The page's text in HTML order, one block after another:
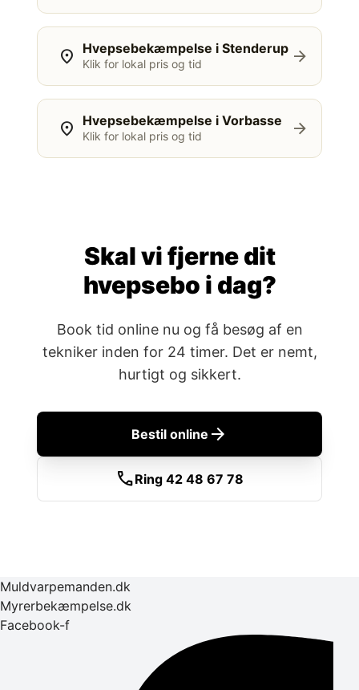
location_on Hvepsebekæmpelse i Stenderup
Klik for lokal pris og tid arrow_forward
location_on Hvepsebekæmpelse i Vorbasse
Klik for lokal pris og tid arrow_forward
Skal vi fjerne dit
hvepsebo i dag?
Book tid online nu og få besøg af en
tekniker inden for 24 timer. Det er nemt,
hurtigt og sikkert.
Bestil online arrow_forward
callRing 42 48 67 78
Muldvarpemanden.dk
Myrerbekæmpelse.dk
Facebook-f